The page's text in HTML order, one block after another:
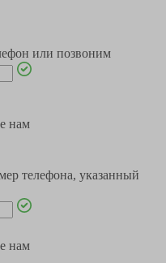
или позвоним
нам
телефона, указанный
нам